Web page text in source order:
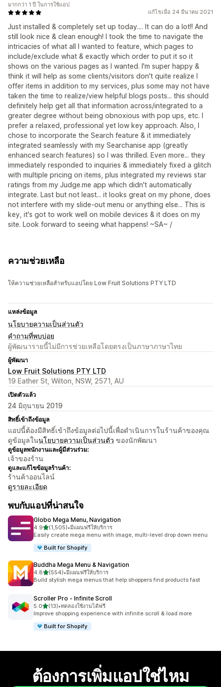
แก้ไขเมื่อ 24 มีนาคม 2021
Just installed & completely set up today.... It can do a lot!! And
still look nice & clean enough! I took the time to navigate the
intricacies of what all I wanted to feature, which pages to
include/exclude what & exactly which order to put it so it
shows on the various pages as I wanted. I'm super happy &
think it will help as some clients/visitors don't quite realize I
offer items in addition to my services, plus some may not have
taken the time to realize/view helpful blogs posts... this should
definitely help get all that information across/integrated to a
greater degree without being obnoxious with pop ups, etc. I
prefer a relaxed, professional yet low key approach. Also, I
chose to incorporate the Search feature & it immediately
integrated seamlessly with my Searchanise app (greatly
enhanced search features) so I was thrilled. Even more... they
immediately responded to inquiries & immediately fixed a glitch
with multiple pricing on items, plus integrated my reviews star
ratings from my Judge.me app which didn't automatically
integrate. Last but not least... it looks great on my phone, does
not interfere with my slide-out menu or anything else... This is
key, it's got to work well on mobile devices & it does on my
site. Look forward to seeing what happens! ~SA~ /
มากกว่า 1 ปี ในการใช้แอป
ความช่วยเหลือ
ให้ความช่วยเหลือสำหรับแอปโดย Low Fruit Solutions PTY LTD
แหล่งข้อมูล
นโยบายความเป็นส่วนตัว
คำถามที่พบบ่อย
ผู้พัฒนารายนี้ไม่มีการช่วยเหลือโดยตรงเป็นภาษาภาษาไทย
ผู้พัฒนา
Low Fruit Solutions PTY LTD
19 Eather St, Wilton, NSW, 2571, AU
เปิดตัวแล้ว
24 มิถุนายน 2019
สิทธิ์เข้าถึงข้อมูล
แอปนี้ต้องมีสิทธิ์เข้าถึงข้อมูลต่อไปนี้เพื่อดำเนินการในร้านค้าของคุณ
ดูข้อมูลในนโยบายความเป็นส่วนตัว ของนักพัฒนา
ดูข้อมูลพนักงานและผู้มีส่วนร่วม:
เจ้าของร้าน
ดูและแก้ไขข้อมูลร้านค้า:
ร้านค้าออนไลน์
ดูรายละเอียด
พบกับแอปที่น่าสนใจ
Globo Mega Menu, Navigation
4.9เต็ม 5 ดาว
(1,505)
ทั้งหมด 1505 รีวิว
•มีแผนฟรีให้บริการ
Easily create mega menu with image, multi-level drop down menu
Built for Shopify
Buddha Mega Menu & Navigation
4.8เต็ม 5 ดาว
(554)
ทั้งหมด 554 รีวิว
•มีแผนฟรีให้บริการ
Build stylish mega menus that help shoppers find products fast
Scroller Pro ‑ Infinite Scroll
5.0เต็ม 5 ดาว
(13)
ทั้งหมด 13 รีวิว
•ทดลองใช้งานได้ฟรี
Improve shopping experience with infinite scroll & load more
Built for Shopify
ต้องการเพิ่มแอปใช่ไหม